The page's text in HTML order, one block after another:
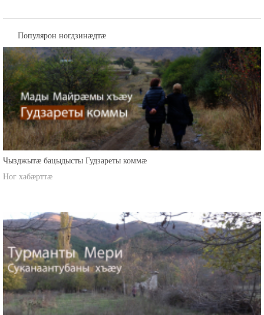
Популярон ногдзинæдтæ
Чызджытæ бацыдысты Гудзареты коммæ
Ног хабæрттæ